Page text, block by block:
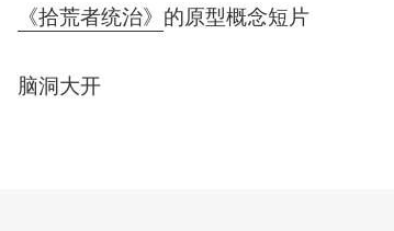
《拾荒者统治》 的原型概念短片
脑洞大开